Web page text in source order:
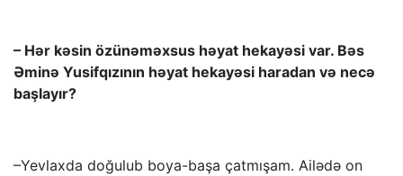
– Hər kəsin özünəməxsus həyat hekayəsi var. Bəs
Əminə Yusifqızının həyat hekayəsi haradan və necə
başlayır?
–Yevlaxda doğulub boya-başa çatmışam. Ailədə on